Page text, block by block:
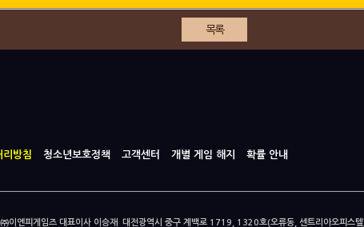
목록
리방침 청소년보호정책 고객센터 개별 게임 해지 확률 안내
㈜이엔피게임즈 대표이사 이승재 대전광역시 중구 계백로 1719, 1320호(오류동, 센트리아오피스